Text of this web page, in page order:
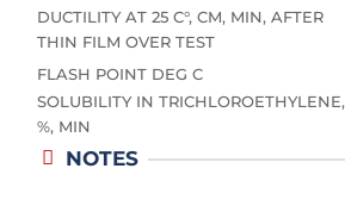
DUCTILITY AT 25 C°, CM, MIN, AFTER
THIN FILM OVER TEST
FLASH POINT DEG C
SOLUBILITY IN TRICHLOROETHYLENE,
%, MIN
NOTES